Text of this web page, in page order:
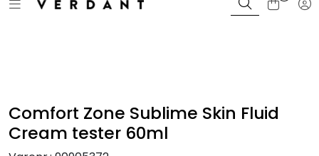
Skip to main contentBli Kunde / Logg inn
Toggle navigation
Comfort Zone Sublime Skin Fluid
Cream tester 60ml
Sortiment